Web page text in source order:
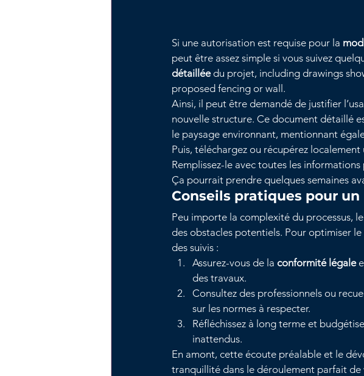
Si une autorisation est requise pour la
peut être assez simple si vous suivez
détaillée du projet, including drawings
proposed fencing or wall.
Ainsi, il peut être demandé de justifier
nouvelle structure. Ce document détaillé
le paysage environnant, mentionnant
Puis, téléchargez ou récupérez
Remplissez-le avec toutes les
Ça pourrait prendre quelques semaines
Conseils pratiques pour
Peu importe la complexité du processus,
des obstacles potentiels. Pour optimiser
des suivis :
Assurez-vous de la conformité légale
des travaux.
Consultez des professionnels ou
sur les normes à respecter.
Réfléchissez à long terme et
inattendus.
En amont, cette écoute préalable et le
tranquillité dans le déroulement parfait